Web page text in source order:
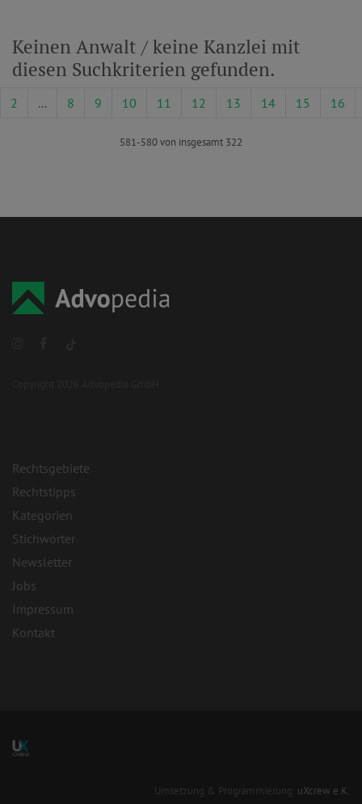
Keinen Anwalt / keine Kanzlei mit
diesen Suchkriterien gefunden.
2 ... 8 9 10 11 12 13 14 15 16
581-580 von insgesamt 322
Rechtsgebiete
Rechtstipps
Kategorien
Stichwörter
Newsletter
Jobs
Impressum
Kontakt
Umsetzung & Programmierung: uXcrew e.K.